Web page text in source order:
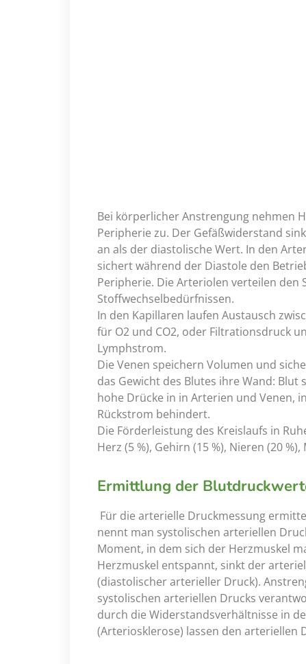
Bei körperlicher Anstrengung nehmen
Peripherie zu. Der Gefäßwiderstand
an als der diastolische Wert. In den
sichert während der Diastole den
Peripherie. Die Arteriolen verteilen den
Stoffwechselbedürfnissen.
In den Kapillaren laufen Austausch
für O2 und CO2, oder Filtrationsdruck
Lymphstrom.
Die Venen speichern Volumen und
das Gewicht des Blutes ihre Wand: Blut
hohe Drücke in in Arterien und Venen,
Rückstrom behindert.
Die Förderleistung des Kreislaufs in
Herz (5 %), Gehirn (15 %), Nieren (20
Ermittlung der
Für die arterielle Druckmessung
nennt man systolischen arteriellen
Moment, in dem sich der Herzmuskel
Herzmuskel entspannt, sinkt der
(diastolischer arterieller Druck).
systolischen arteriellen Drucks
durch die Widerstandsverhältnisse in
(Arteriosklerose) lassen den arteriellen